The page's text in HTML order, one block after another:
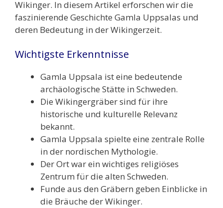
Wikinger. In diesem Artikel erforschen wir die
faszinierende Geschichte Gamla Uppsalas und
deren Bedeutung in der Wikingerzeit.
Wichtigste Erkenntnisse
Gamla Uppsala ist eine bedeutende
archäologische Stätte in Schweden.
Die Wikingergräber sind für ihre
historische und kulturelle Relevanz
bekannt.
Gamla Uppsala spielte eine zentrale Rolle
in der nordischen Mythologie.
Der Ort war ein wichtiges religiöses
Zentrum für die alten Schweden.
Funde aus den Gräbern geben Einblicke in
die Bräuche der Wikinger.